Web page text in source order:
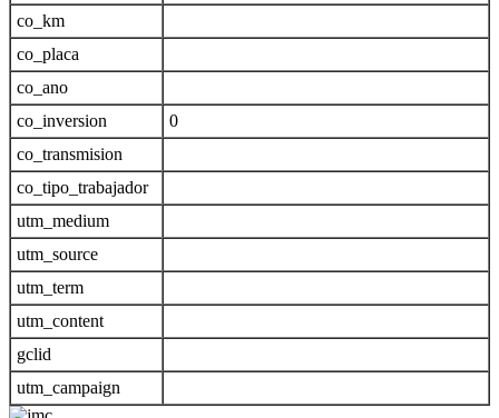
co_km
co_placa
co_ano
co_inversion
0
co_transmision
co_tipo_trabajador
utm_medium
utm_source
utm_term
utm_content
gclid
utm_campaign